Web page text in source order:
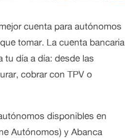
cuenta para autónomos
tomar. La cuenta bancaria
tu día a día: desde las
cobrar con TPV o
disponibles en
Autónomos) y Abanca